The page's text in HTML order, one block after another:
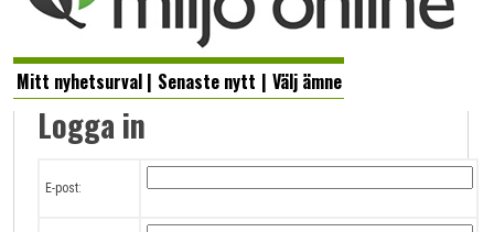
Mitt nyhetsurval | Senaste nytt | Välj ämne
Logga in
E-post: